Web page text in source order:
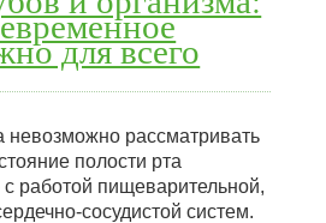
для всего
невозможно рассматривать
полости рта
работой пищеварительной,
сосудистой систем.